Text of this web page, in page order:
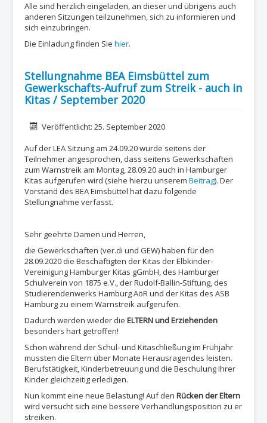
Alle sind herzlich eingeladen, an dieser und übrigens auch
anderen Sitzungen teilzunehmen, sich zu informieren und
sich einzubringen.
Die Einladung finden Sie hier.
Stellungnahme BEA Eimsbüttel zum
Gewerkschafts-Aufruf zum Streik - auch in
Kitas / September 2020
DetailsVeröffentlicht: 25. September 2020
Auf der LEA Sitzung am 24.09.20 wurde seitens der
Teilnehmer angesprochen, dass seitens Gewerkschaften
zum Warnstreik am Montag, 28.09.20 auch in Hamburger
Kitas aufgerufen wird (siehe hierzu unserem Beitrag). Der
Vorstand des BEA Eimsbüttel hat dazu folgende
Stellungnahme verfasst.
Sehr geehrte Damen und Herren,
die Gewerkschaften (ver.di und GEW) haben für den
28.09.2020 die Beschäftigten der Kitas der Elbkinder‐
Vereinigung Hamburger Kitas gGmbH, des Hamburger
Schulverein von 1875 e.V., der Rudolf‐Ballin‐Stiftung, des
Studierendenwerks Hamburg AöR und der Kitas des ASB
Hamburg zu einem Warnstreik aufgerufen.
Dadurch werden wieder die ELTERN und Erziehenden
besonders hart getroffen!
Schon während der Schul- und Kitaschließung im Frühjahr
mussten die Eltern über Monate Herausragendes leisten.
Berufstätigkeit, Kinderbetreuung und die Beschulung Ihrer
Kinder gleichzeitig erledigen.
Nun kommt eine neue Belastung! Auf den Rücken der Eltern
wird versucht sich eine bessere Verhandlungsposition zu er
streiken.